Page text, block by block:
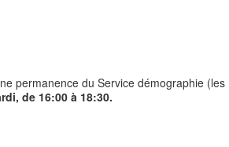
permanence du Service démographie (les
de 16:00 à 18:30.